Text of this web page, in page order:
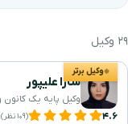
بهترین وکیل
۲۹ وکیل
وکیل برتر
سارا علیپور
وکیل پایه یک کانون
۴.۶ (۱۰۹ نظر)